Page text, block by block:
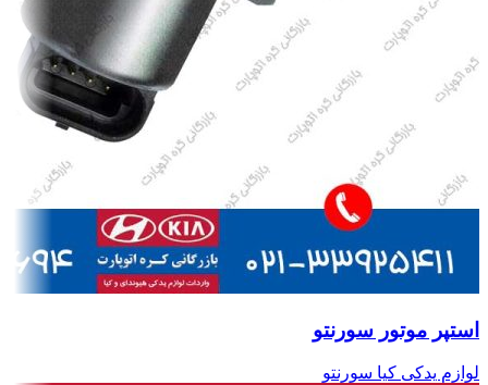
استپر موتور سورنتو
لوازم یدکی کیا سورنتو